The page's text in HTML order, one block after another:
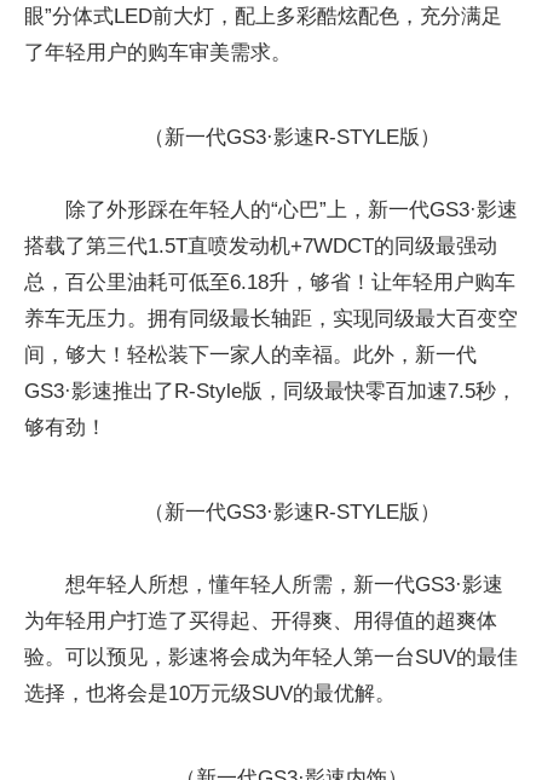
眼”分体式LED前大灯，配上多彩酷炫配色，充分满足
了年轻用户的购车审美需求。
（新一代GS3·影速R-STYLE版）
除了外形踩在年轻人的“心巴”上，新一代GS3·影速
搭载了第三代1.5T直喷发动机+7WDCT的同级最强动
总，百公里油耗可低至6.18升，够省！让年轻用户购车
养车无压力。拥有同级最长轴距，实现同级最大百变空
间，够大！轻松装下一家人的幸福。此外，新一代
GS3·影速推出了R-Style版，同级最快零百加速7.5秒，
够有劲！
（新一代GS3·影速R-STYLE版）
想年轻人所想，懂年轻人所需，新一代GS3·影速
为年轻用户打造了买得起、开得爽、用得值的超爽体
验。可以预见，影速将会成为年轻人第一台SUV的最佳
选择，也将会是10万元级SUV的最优解。